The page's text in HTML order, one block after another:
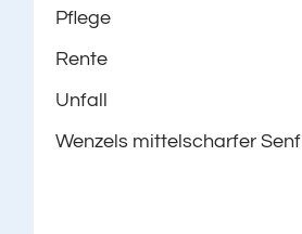
Pflege
Rente
Unfall
Wenzels mittelscharfer Senf